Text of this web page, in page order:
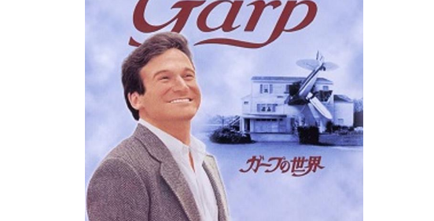
ち、母と息子はニューヨークへ出る。ガープは小説家として活躍し、ジェニ
ーはウーマンリブ運動の指導者にまつりあげられていく。
ジョン・アーヴィングの原作を、名匠ジョージ・ロイ・ヒル監督が巧みに映
画化したヒューマンドラマである。戦後を生き抜く母と子の姿を通して、皮
肉をちりばめながら、さまざまな社会的世相を描いていく。シニカルな内容
の連続ながら、あくまでさわやかな描写に徹しきることで、人間賛歌を醸し
だした。母役のグレン・クローズ、そしてガープ役のロビン・ウィリアムス
の出世作ともなった秀作である。（的田也寸志）
ASIN:B00007HS83